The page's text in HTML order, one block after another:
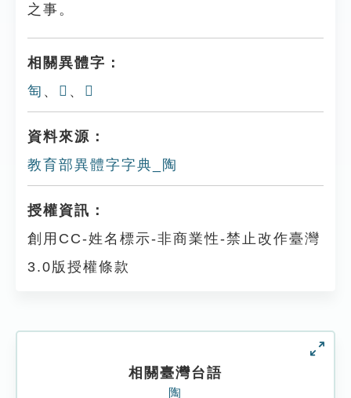
之事。
相關異體字：
匋 、 𨹋 、 𨺃
資料來源：
教育部異體字字典_陶
授權資訊：
創用CC-姓名標示-非商業性-禁止改作臺灣
3.0版授權條款
相關臺灣台語
陶